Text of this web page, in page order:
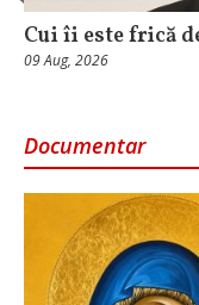
Cui îi este frică
09 Aug, 2026
Documentar